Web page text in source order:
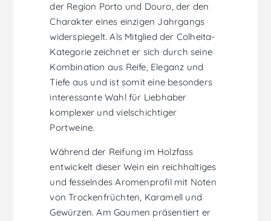
der Region Porto und Douro, der den
Charakter eines einzigen Jahrgangs
widerspiegelt. Als Mitglied der Colheita-
Kategorie zeichnet er sich durch seine
Kombination aus Reife, Eleganz und
Tiefe aus und ist somit eine besonders
interessante Wahl für Liebhaber
komplexer und vielschichtiger
Portweine.
Während der Reifung im Holzfass
entwickelt dieser Wein ein reichhaltiges
und fesselndes Aromenprofil mit Noten
von Trockenfrüchten, Karamell und
Gewürzen. Am Gaumen präsentiert er